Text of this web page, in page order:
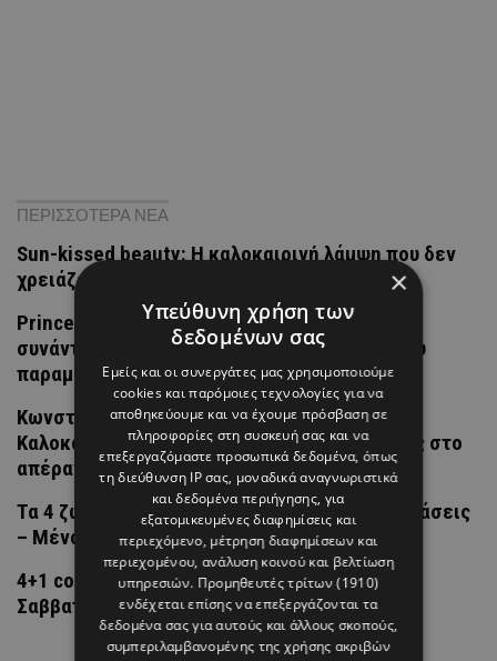
ΠΕΡΙΣΣΟΤΕΡΑ ΝΕΑ
Sun-kissed beauty: Η καλοκαιρινή λάμψη που δεν
χρειάζεται ήλιο
Prince William και Prince Harry: Η τελευταία
συνάντηση των δύο αδελφών και η σχέση που
παραμένει στον πάγο
Κωνσταντίνος Αργυρός & Αλεξάνδρα Νίκα:
Καλοκαιρινές στιγμές με την οικογένειά τους στο
απέραντο γαλάζιο
Τα 4 ζώδια που δεν μπορείς εύκολα να ξεπεράσεις
– Μένουν στο μυαλό σου για πολύ καιρό
4+1 co-ords για να φορέσεις αυτό το
Σαββατοκύριακο
×
Υπεύθυνη χρήση των
δεδομένων σας
Εμείς και οι συνεργάτες μας χρησιμοποιούμε
cookies και παρόμοιες τεχνολογίες για να
αποθηκεύουμε και να έχουμε πρόσβαση σε
πληροφορίες στη συσκευή σας και να
επεξεργαζόμαστε προσωπικά δεδομένα, όπως
τη διεύθυνση IP σας, μοναδικά αναγνωριστικά
και δεδομένα περιήγησης, για
εξατομικευμένες διαφημίσεις και
περιεχόμενο, μέτρηση διαφημίσεων και
περιεχομένου, ανάλυση κοινού και βελτίωση
υπηρεσιών. Προμηθευτές τρίτων (1910)
ενδέχεται επίσης να επεξεργάζονται τα
δεδομένα σας για αυτούς και άλλους σκοπούς,
συμπεριλαμβανομένης της χρήσης ακριβών